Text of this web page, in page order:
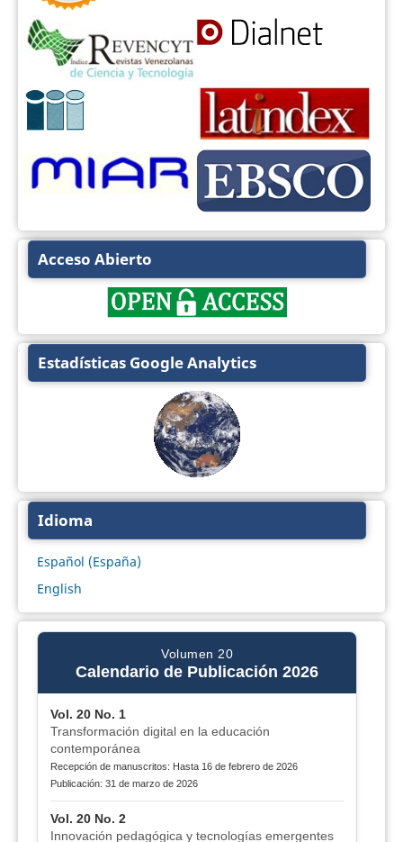
Acceso Abierto
Estadísticas Google Analytics
Idioma
Español (España)
English
Volumen 20
Calendario de Publicación 2026
Vol. 20 No. 1
Transformación digital en la educación
contemporánea
Recepción de manuscritos: Hasta 16 de febrero de 2026
Publicación: 31 de marzo de 2026
Vol. 20 No. 2
Innovación pedagógica y tecnologías emergentes